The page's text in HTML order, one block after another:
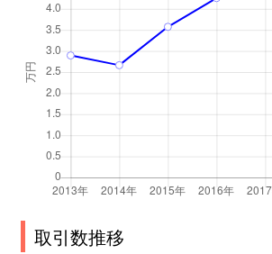
取引数推移